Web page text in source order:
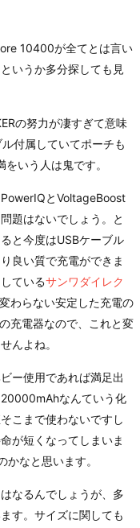
10400が全てとは言い
いうか多分探しても見
の努力が凄すぎて意味
付属していてポーチも
いう人は鬼です。
とVoltageBoost
題はないでしょう。と
と今度はUSBケーブル
良い質で充電ができま
ているサンワダイレク
わらない安定した充電の
充電器なので、これと変
んよね。
ー使用であれば満足出
なんていう化
こまで使わないですし
が短くなってしまいま
なと思います。
なるんでしょうが、多
す。サイズに関しても